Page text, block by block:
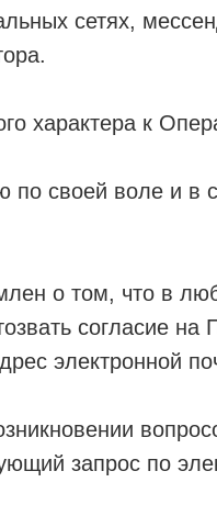
сетях,
характера к
своей воле и в
о том, что в
согласие
электронной
запрос по